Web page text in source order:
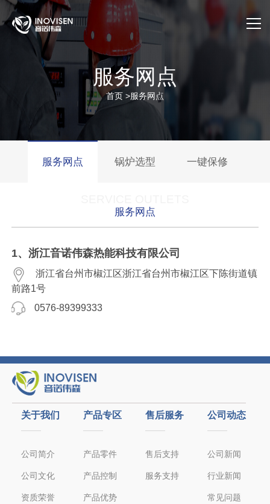
产品与服务
应用案例
官方商城
淘宝企业店铺
服务网点
首页 >服务网点
服务网点 锅炉选型 一键保修
服务网点
1、浙江音诺伟森热能科技有限公司
浙江省台州市椒江区浙江省台州市椒江区下陈街道镇
前路1号
0576-89399333
关于我们
公司简介
公司文化
资质荣誉
产品专区
产品零件
产品控制
产品优势
售后服务
售后支持
服务支持
公司动态
公司新闻
行业新闻
常见问题